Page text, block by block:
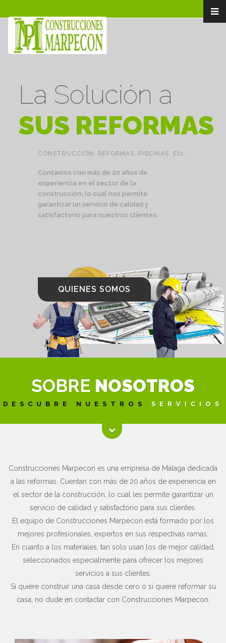
La Solución a
SUS REFORMAS
CONSTRUCCION, REFORMAS, PISCINAS, Etc.
Contamos con más de 20 años de
experiencia en el sector de la
construcción, lo cual nos permite
garantizar un servicio de calidad y
satisfactorio para nuestros clientes.
QUIENES SOMOS
SOBRE NOSOTROS
DESCUBRE NUESTROS SERVICIOS
Construcciones Marpecon es una empresa de Málaga dedicada
a las reformas. Cuentan con más de 20 años de experiencia en
el sector de la construcción, lo cual les permite garantizar un
servicio de calidad y satisfactorio para sus clientes.
El equipo de Construcciones Marpecon está formado por los
mejores profesionales, expertos en sus respectivas ramas.
En cuanto a los materiales, tan solo usan los de mejor calidad,
seleccionados especialmente para ofrecer los mejores
servicios a sus clientes.
Si quiere construir una casa desde cero o si quiere reformar su
casa, no dude en contactar con Construcciones Marpecon.